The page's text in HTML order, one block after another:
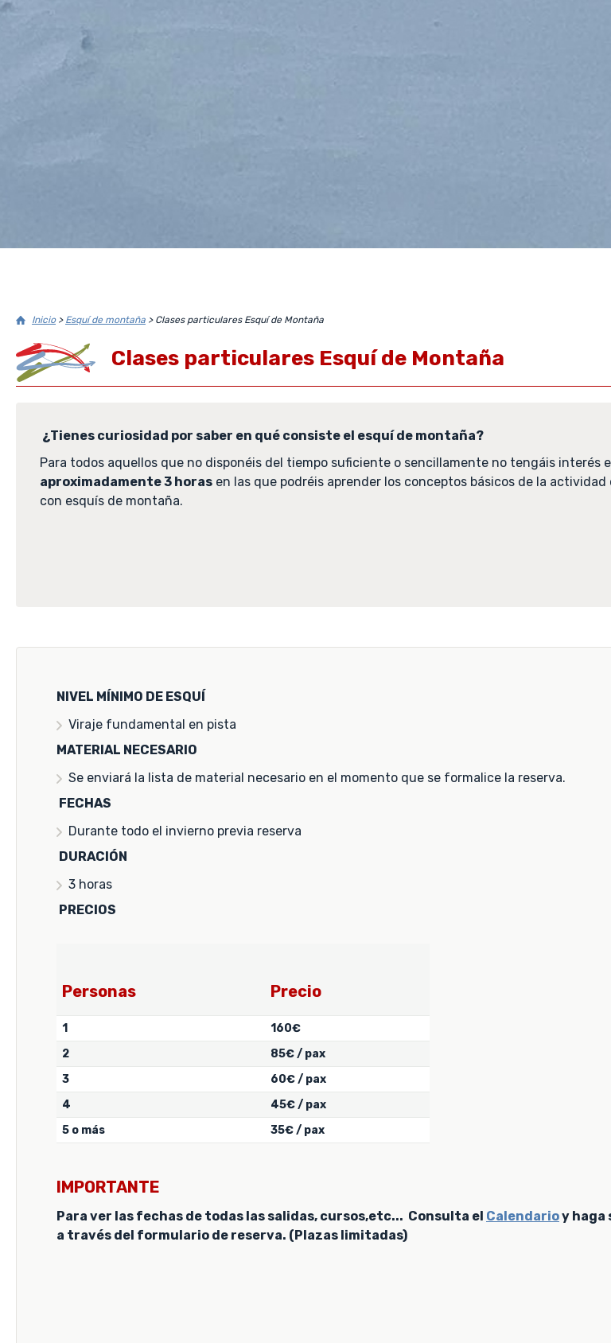
Inicio> Esquí de montaña > Clases particulares Esquí de Montaña
Clases particulares Esquí de Montaña
¿Tienes curiosidad por saber en qué consiste el esquí de montaña?
Para todos aquellos que no disponéis del tiempo suficiente o sencillamente no tengáis interés
aproximadamente 3 horas en las que podréis aprender los conceptos básicos de la
con esquís de montaña.
NIVEL MÍNIMO DE ESQUÍ
Viraje fundamental en pista
MATERIAL NECESARIO
Se enviará la lista de material necesario en el momento que se formalice la reserva.
FECHAS
Durante todo el invierno previa reserva
DURACIÓN
3 horas
PRECIOS
Personas Precio
1
160€
2
85€ / pax
3
60€ / pax
4
45€ / pax
5 o más
35€ / pax
IMPORTANTE
Para ver las fechas de todas las salidas, cursos,etc... Consulta el Calendarioy haga
a través del formulario de reserva. (Plazas limitadas)